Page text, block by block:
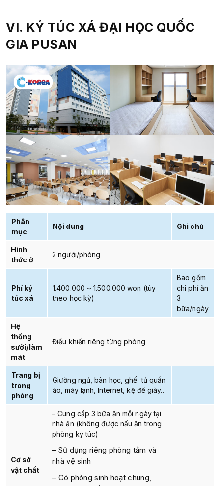
VI. KÝ TÚC XÁ ĐẠI HỌC QUỐC
GIA PUSAN
Phân
mục
Nội dung Ghi chú
Hình
thức ở
2 người/phòng
Phí ký
túc xá
1.400.000 ~ 1.500.000 won (tùy
theo học kỳ)
Bao gồm
chi phí ăn
3
bữa/ngày
Hệ
thống
sưởi/làm
mát
Điều khiển riêng từng phòng
Trang bị
trong
phòng
Giường ngủ, bàn học, ghế, tủ quần
áo, máy lạnh, Internet, kệ để giày…
Cơ sở
vật chất
– Cung cấp 3 bữa ăn mỗi ngày tại
nhà ăn (không được nấu ăn trong
phòng ký túc)
– Sử dụng riêng phòng tắm và
nhà vệ sinh
– Có phòng sinh hoạt chung,